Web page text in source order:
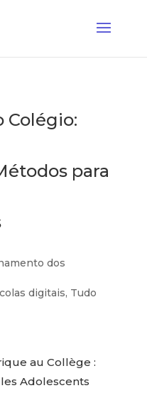
Colégio:
para
dos
digitais, Tudo
au Collège :
Adolescents